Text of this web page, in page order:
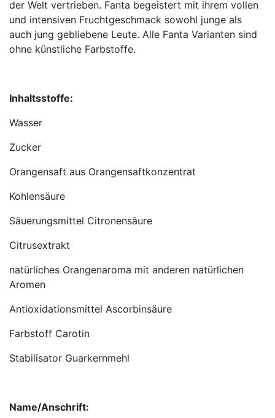
der Welt vertrieben. Fanta begeistert mit ihrem vollen
und intensiven Fruchtgeschmack sowohl junge als
auch jung gebliebene Leute. Alle Fanta Varianten sind
ohne künstliche Farbstoffe.
Inhaltsstoffe:
Wasser
Zucker
Orangensaft aus Orangensaftkonzentrat
Kohlensäure
Säuerungsmittel Citronensäure
Citrusextrakt
natürliches Orangenaroma mit anderen natürlichen
Aromen
Antioxidationsmittel Ascorbinsäure
Farbstoff Carotin
Stabilisator Guarkernmehl
Name/Anschrift: